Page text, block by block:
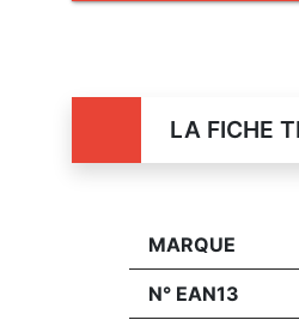
LA FICHE
MARQUE
N° EAN13